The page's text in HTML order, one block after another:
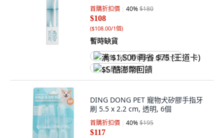
首購折扣價 40%$180
$108
($108.00/1個)
暫時缺貨
满 $1,500 再省 $75 (王道卡)
$5 酷澎幣回饋
DING DONG PET 寵物犬矽膠手指牙
刷 5.5 x 2.2 cm, 透明, 6個
首購折扣價 40%$195
$117